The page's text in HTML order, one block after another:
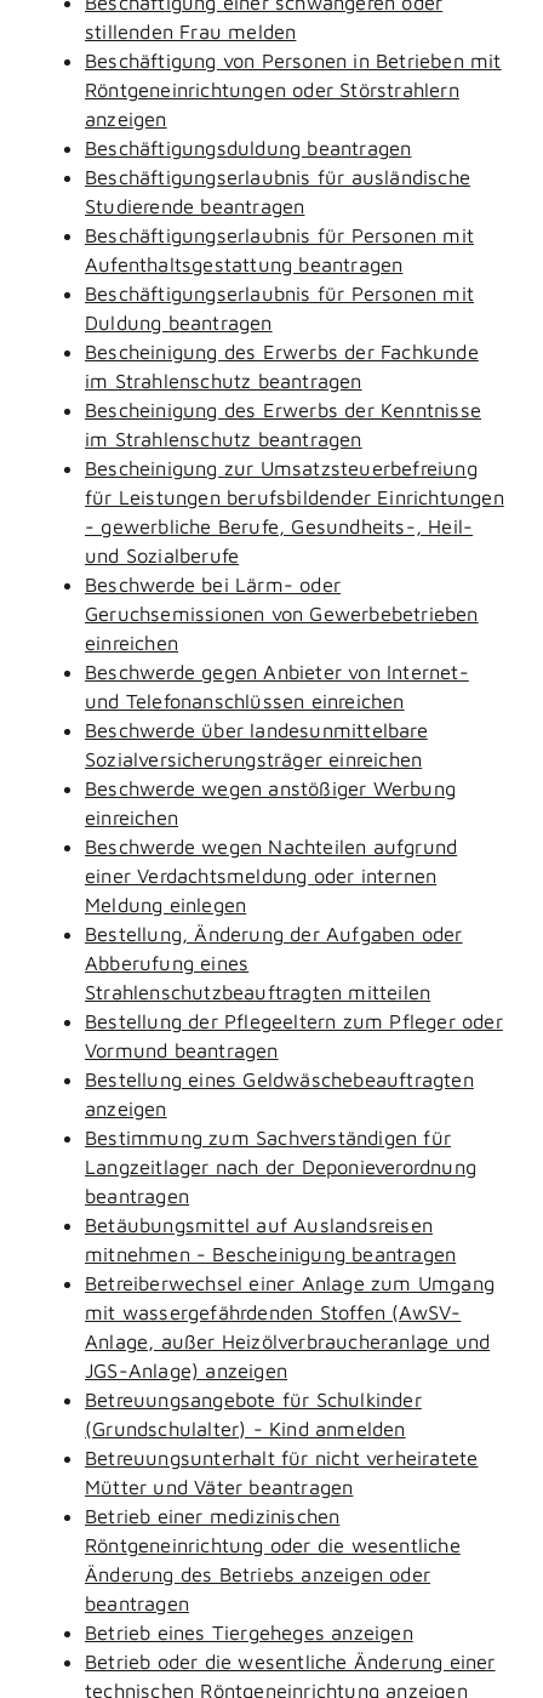
stillenden Frau melden
Beschäftigung von Personen in Betrieben mit
Röntgeneinrichtungen oder Störstrahlern
anzeigen
Beschäftigungsduldung beantragen
Beschäftigungserlaubnis für ausländische
Studierende beantragen
Beschäftigungserlaubnis für Personen mit
Aufenthaltsgestattung beantragen
Beschäftigungserlaubnis für Personen mit
Duldung beantragen
Bescheinigung des Erwerbs der Fachkunde
im Strahlenschutz beantragen
Bescheinigung des Erwerbs der Kenntnisse
im Strahlenschutz beantragen
Bescheinigung zur Umsatzsteuerbefreiung
für Leistungen berufsbildender Einrichtungen
- gewerbliche Berufe, Gesundheits-, Heil-
und Sozialberufe
Beschwerde bei Lärm- oder
Geruchsemissionen von Gewerbebetrieben
einreichen
Beschwerde gegen Anbieter von Internet-
und Telefonanschlüssen einreichen
Beschwerde über landesunmittelbare
Sozialversicherungsträger einreichen
Beschwerde wegen anstößiger Werbung
einreichen
Beschwerde wegen Nachteilen aufgrund
einer Verdachtsmeldung oder internen
Meldung einlegen
Bestellung, Änderung der Aufgaben oder
Abberufung eines
Strahlenschutzbeauftragten mitteilen
Bestellung der Pflegeeltern zum Pfleger oder
Vormund beantragen
Bestellung eines Geldwäschebeauftragten
anzeigen
Bestimmung zum Sachverständigen für
Langzeitlager nach der Deponieverordnung
beantragen
Betäubungsmittel auf Auslandsreisen
mitnehmen - Bescheinigung beantragen
Betreiberwechsel einer Anlage zum Umgang
mit wassergefährdenden Stoffen (AwSV-
Anlage, außer Heizölverbraucheranlage und
JGS-Anlage) anzeigen
Betreuungsangebote für Schulkinder
(Grundschulalter) - Kind anmelden
Betreuungsunterhalt für nicht verheiratete
Mütter und Väter beantragen
Betrieb einer medizinischen
Röntgeneinrichtung oder die wesentliche
Änderung des Betriebs anzeigen oder
beantragen
Betrieb eines Tiergeheges anzeigen
Betrieb oder die wesentliche Änderung einer
technischen Röntgeneinrichtung anzeigen